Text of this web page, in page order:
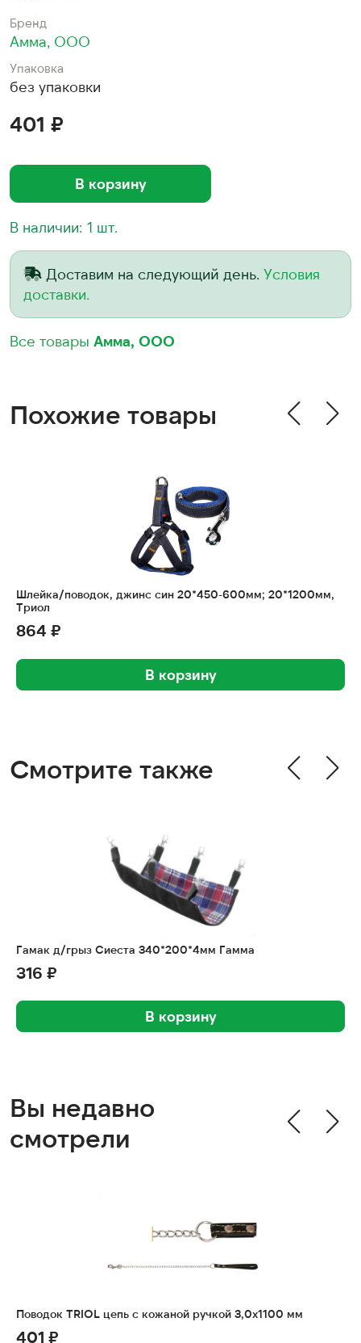
Бренд
Амма, ООО
Упаковка
без упаковки
401 ₽
В корзину
В наличии: 1 шт.
Доставим на следующий день. Условия
доставки.
Все товары Амма, ООО
Похожие товары
Шлейка/поводок, джинс син 20*450-600мм; 20*1200мм,
Триол
864 ₽
В корзину
Смотрите также
Гамак д/грыз Сиеста 340*200*4мм Гамма
316 ₽
В корзину
Вы недавно
смотрели
Поводок TRIOL цепь с кожаной ручкой 3,0х1100 мм
401 ₽